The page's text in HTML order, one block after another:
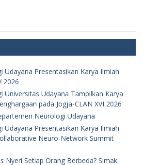
Udayana Presentasikan Karya Ilmiah
2026
Universitas Udayana Tampilkan Karya
pada Jogja-CLAN XVI 2026
Neurologi Udayana
Udayana Presentasikan Karya Ilmiah
Neuro-Network Summit
Nyeri Setiap Orang Berbeda? Simak